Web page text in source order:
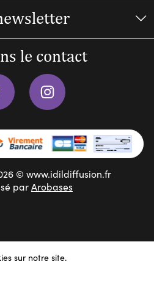
le contact
© www.idildiffusion.fr
parArobases
sur notre site.